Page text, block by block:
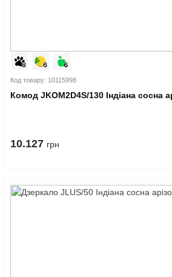
Код товару: 10115998
Комод JKOM2D4S/130 Індіана сосна
10.127 грн